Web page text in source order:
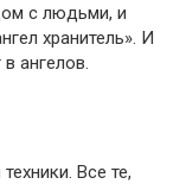
с людьми, и
хранитель». И
ангелов.
Все те,